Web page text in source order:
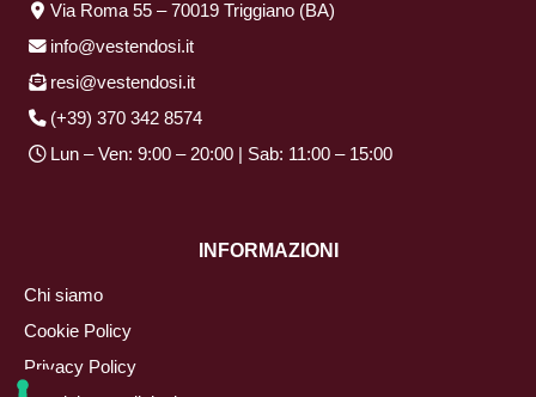
Via Roma 55 – 70019 Triggiano (BA)
info@vestendosi.it
resi@vestendosi.it
(+39) 370 342 8574
Lun – Ven: 9:00 – 20:00 | Sab: 11:00 – 15:00
INFORMAZIONI
Chi siamo
Cookie Policy
Privacy Policy